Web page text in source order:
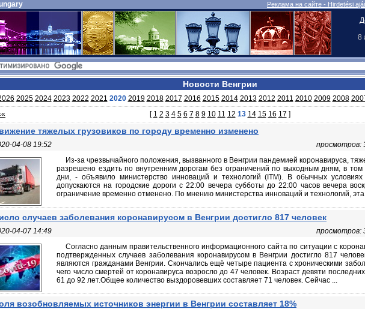
Реклама на сайте - Hirdetési
8
Новости Венгрии
2025 2024 2023 2022 2021 2020 2019 2018 2017 2016 2015 2014 2013 2012 2011 2010 2009 2008
[ 1 2 3 4 5 6 7 8 9 10 11 12 13 14 15 16 17 ]
тяжелых грузовиков по городу временно изменено
04-08 19:52
просмотров:
Из-за чрезвычайного положения, вызванного в Венгрии пандемией коронавируса,
разрешено ездить по внутренним дорогам без ограничений по выходным дням, в
дни, - объявило министерство инноваций и технологий (ITM). В обычных условиях
допускаются на городские дороги с 22:00 вечера субботы до 22:00 часов вечера
ограничение временно отменено. По мнению министерства инноваций и технологий,
случаев заболевания коронавирусом в Венгрии достигло 817 человек
04-07 14:49
просмотров:
Согласно данным правительственного информационного сайта по ситуации с
подтвержденных случаев заболевания коронавирусом в Венгрии достигло 817
являются гражданами Венгрии. Скончались ещё четыре пациента с хроническими
чего число смертей от коронавируса возросло до 47 человек. Возраст девяти
61 до 92 лет.Общее количество выздоровевших составляет 71 человек. Сейчас ...
возобновляемых источников энергии в Венгрии составляет 18%